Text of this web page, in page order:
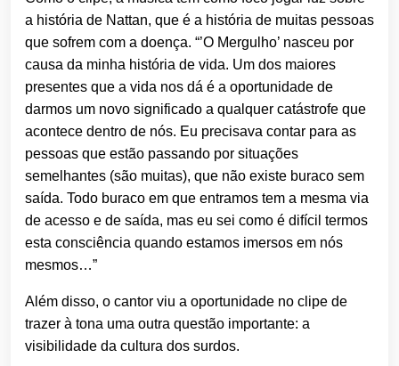
a história de Nattan, que é a história de muitas pessoas
que sofrem com a doença. “’O Mergulho’ nasceu por
causa da minha história de vida. Um dos maiores
presentes que a vida nos dá é a oportunidade de
darmos um novo significado a qualquer catástrofe que
acontece dentro de nós. Eu precisava contar para as
pessoas que estão passando por situações
semelhantes (são muitas), que não existe buraco sem
saída. Todo buraco em que entramos tem a mesma via
de acesso e de saída, mas eu sei como é difícil termos
esta consciência quando estamos imersos em nós
mesmos…”
Além disso, o cantor viu a oportunidade no clipe de
trazer à tona uma outra questão importante: a
visibilidade da cultura dos surdos.